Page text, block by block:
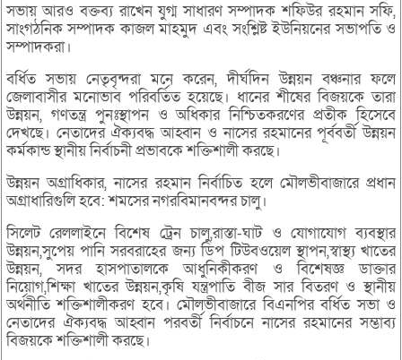
সভায় আরও বক্তব্য রাখেন যুগ্ম সাধারণ সম্পাদক শফিউর রহমান সফি,
সাংগঠনিক সম্পাদক কাজল মাহমুদ এবং সংশ্লিষ্ট ইউনিয়নের সভাপতি ও
সম্পাদকরা।
বর্ধিত সভায় নেতৃবৃন্দরা মনে করেন, দীর্ঘদিন উন্নয়ন বঞ্চনার ফলে
জেলাবাসীর মনোভাব পরিবর্তিত হয়েছে। ধানের শীষের বিজয়কে তারা
উন্নয়ন, গণতন্ত্র পুনঃস্থাপন ও অধিকার নিশ্চিতকরণের প্রতীক হিসেবে
দেখছে। নেতাদের ঐক্যবদ্ধ আহ্বান ও নাসের রহমানের পূর্ববর্তী উন্নয়ন
কর্মকান্ড স্থানীয় নির্বাচনী প্রভাবকে শক্তিশালী করছে।
উন্নয়ন অগ্রাধিকার, নাসের রহমান নির্বাচিত হলে মৌলভীবাজারে প্রধান
অগ্রাধারিগুলি হবে: শমসের নগরবিমানবন্দর চালু।
সিলেট রেললাইনে বিশেষ ট্রেন চালু,রাস্তা-ঘাট ও যোগাযোগ ব্যবস্থার
উন্নয়ন,সুপেয় পানি সরবরাহের জন্য ডিপ টিউবওয়েল স্থাপন,স্বাস্থ্য খাতের
উন্নয়ন, সদর হাসপাতালকে আধুনিকীকরণ ও বিশেষজ্ঞ ডাক্তার
নিয়োগ,শিক্ষা খাতের উন্নয়ন,কৃষি যন্ত্রপাতি বীজ সার বিতরণ ও স্থানীয়
অর্থনীতি শক্তিশালীকরণ হবে। মৌলভীবাজারে বিএনপির বর্ধিত সভা ও
নেতাদের ঐক্যবদ্ধ আহ্বান পরবর্তী নির্বাচনে নাসের রহমানের সম্ভাব্য
বিজয়কে শক্তিশালী করছে।